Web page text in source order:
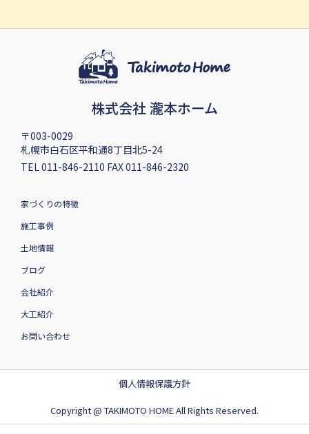
株式会社 瀧本ホーム
〒003-0029
札幌市白石区平和通8丁目北5-24
TEL 011-846-2110 FAX 011-846-2320
家づくりの特徴
施工事例
土地情報
ブログ
会社紹介
大工紹介
お問い合わせ
個人情報保護方針
Copyright @ TAKIMOTO HOME All Rights Reserved.